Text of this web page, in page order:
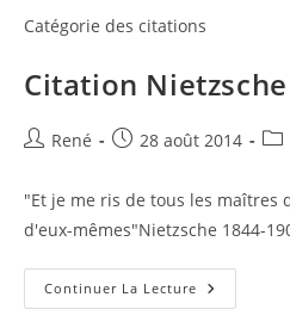
Catégorie des citations
Citation Nietzsche
Auteur/autrice
la
publication :
René
Publication
28 août 2014
"Et je me ris de tous les maîtres
d'eux-mêmes"Nietzsche 1844-
Continuer La Lecture Citation
Nietzsche